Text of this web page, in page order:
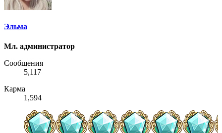
Эльма
Мл. администратор
Сообщения
5,117
Карма
1,594